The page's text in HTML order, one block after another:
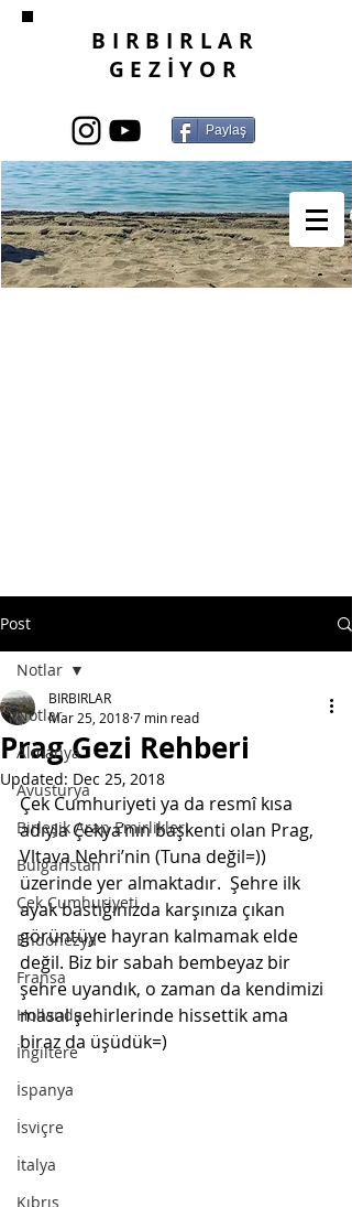
BIRBIRLAR
GEZİYOR
Paylaş
Post
Notlar
Almanya
Avusturya
Birleşik Arap Emirlikleri
Bulgaristan
Çek Cumhuriyeti
Endonezya
Fransa
Hollanda
İngiltere
İspanya
İsviçre
İtalya
Kıbrıs
Notlar
Prag Gezi Rehberi
BIRBIRLAR
Mar 25, 20187 min read
Updated: Dec 25, 2018
Çek Cumhuriyeti ya da resmî kısa
adıyla Çekya’nın başkenti olan Prag,
Vltava Nehri’nin (Tuna değil=))
üzerinde yer almaktadır.  Şehre ilk
ayak bastığınızda karşınıza çıkan
görüntüye hayran kalmamak elde
değil. Biz bir sabah bembeyaz bir
şehre uyandık, o zaman da kendimizi
masal şehirlerinde hissettik ama
biraz da üşüdük=)